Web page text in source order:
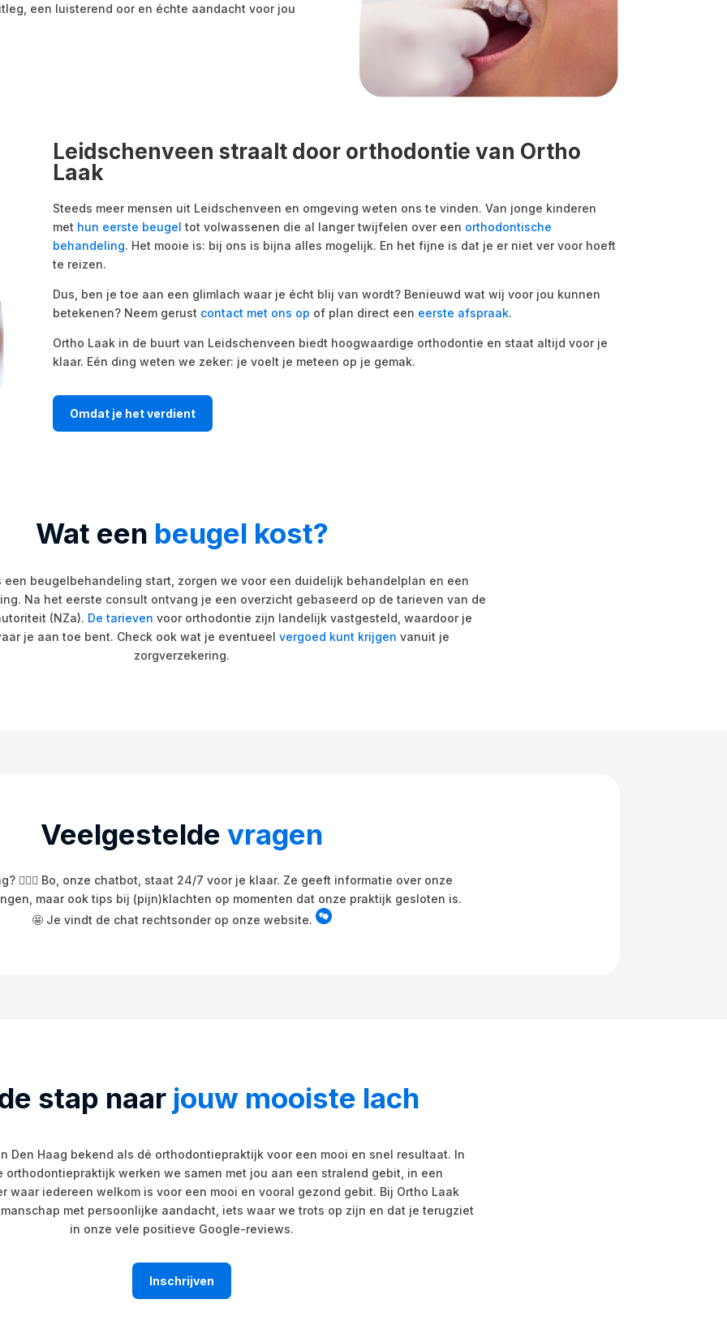
een luisterend oor en échte aandacht voor jou
Leidschenveen straalt door orthodontie van Ortho
Laak
Steeds meer mensen uit Leidschenveen en omgeving weten ons te vinden. Van jonge kinderen
met hun eerste beugel tot volwassenen die al langer twijfelen over een orthodontische
behandeling. Het mooie is: bij ons is bijna alles mogelijk. En het fijne is dat je er niet ver voor hoeft
te reizen.
Dus, ben je toe aan een glimlach waar je écht blij van wordt? Benieuwd wat wij voor jou kunnen
betekenen? Neem gerust contact met ons op of plan direct een eerste afspraak.
Ortho Laak in de buurt van Leidschenveen biedt hoogwaardige orthodontie en staat altijd voor je
klaar. Eén ding weten we zeker: je voelt je meteen op je gemak.
Omdat je het verdient
Wat een beugel kost?
een beugelbehandeling start, zorgen we voor een duidelijk behandelplan en een
Na het eerste consult ontvang je een overzicht gebaseerd op de tarieven van de
(NZa). De tarieven voor orthodontie zijn landelijk vastgesteld, waardoor je
je aan toe bent. Check ook wat je eventueel vergoed kunt krijgen vanuit je
zorgverzekering.
Veelgestelde vragen
🙋🏼‍♀️ Bo, onze chatbot, staat 24/7 voor je klaar. Ze geeft informatie over onze
maar ook tips bij (pijn)klachten op momenten dat onze praktijk gesloten is.
🤩 Je vindt de chat rechtsonder op onze website.
stap naar jouw mooiste lach
Den Haag bekend als dé orthodontiepraktijk voor een mooi en snel resultaat. In
orthodontiepraktijk werken we samen met jou aan een stralend gebit, in een
waar iedereen welkom is voor een mooi en vooral gezond gebit. Bij Ortho Laak
met persoonlijke aandacht, iets waar we trots op zijn en dat je terugziet
in onze vele positieve Google-reviews.
Inschrijven